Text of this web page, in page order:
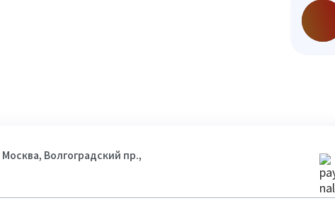
Москва, Волгоградский пр.,